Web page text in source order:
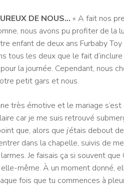
DE NOUS… « A fait nos
nous avons pu profiter de la
enfant de deux ans Furbaby
tous les deux que le fait
la journée. Cependant, nous
petit gars et nous.
très émotive et le mariage
car je me suis retrouvé
que, alors que j’étais debout
dans la chapelle, suivis de
Je faisais ça si souvent
même. À un moment donné,
fois que tu commences à